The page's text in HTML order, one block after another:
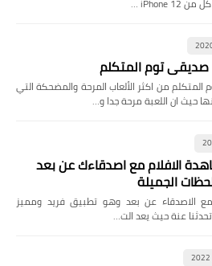
توم المتكلم
من اكثر الألعاب المرحة والمضحكة التي
حيث ان اللعبة مرحة جدا و…
الافلام مع اصدقاءك عن بعد
الجميلة
الاصدقاء عن بعد وهو تطبيق فريد ومميز
عنة حيث يعد الت…